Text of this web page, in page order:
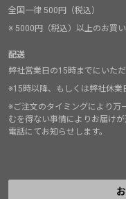
全国一律 500円（税込）
※ 5000円（税込）以上のお買
配送
弊社営業日の15時までにいた
※15時以降、もしくは弊社休業
※ご注文のタイミングにより万
むを得ない事情によりお届け
電話にてお知らせします。